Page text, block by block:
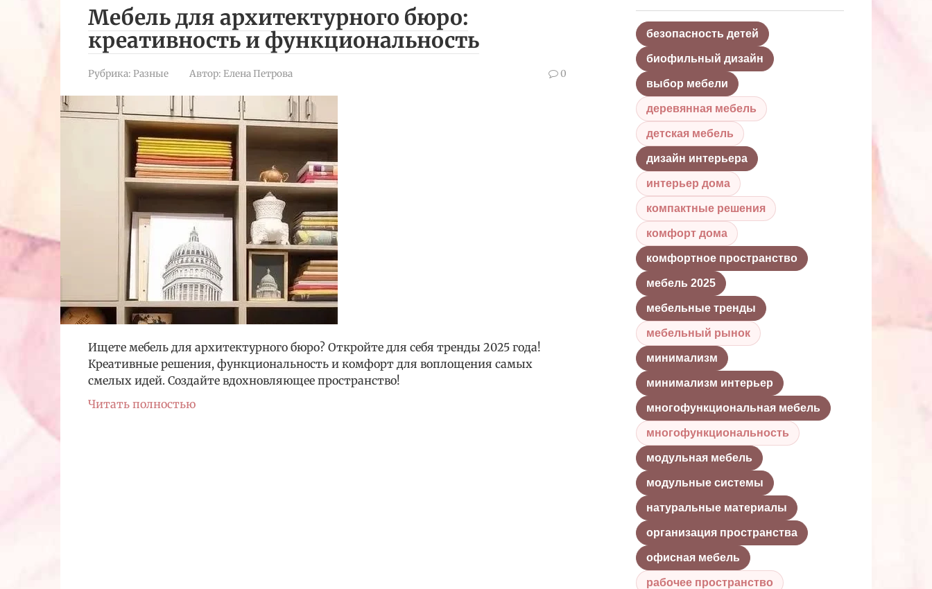
Мебель для архитектурного бюро:
креативность и функциональность
Рубрика: Разные Автор: Елена Петрова 0
Ищете мебель для архитектурного бюро? Откройте для себя тренды 2025 года!
Креативные решения, функциональность и комфорт для воплощения самых
смелых идей. Создайте вдохновляющее пространство!
Читать полностью
безопасность детей
биофильный дизайн
выбор мебели
деревянная мебель
детская мебель
дизайн интерьера
интерьер дома
компактные решения
комфорт дома
комфортное пространство
мебель 2025
мебельные тренды
мебельный рынок
минимализм
минимализм интерьер
многофункциональная мебель
многофункциональность
модульная мебель
модульные системы
натуральные материалы
организация пространства
офисная мебель
рабочее пространство